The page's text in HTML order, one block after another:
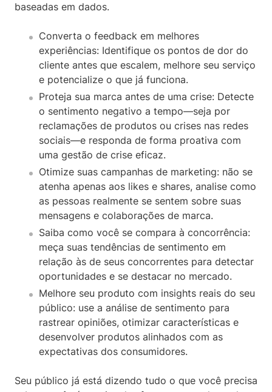
baseadas em dados.
Converta o feedback em melhores
experiências: Identifique os pontos de dor do
cliente antes que escalem, melhore seu serviço
e potencialize o que já funciona.
Proteja sua marca antes de uma crise: Detecte
o sentimento negativo a tempo—seja por
reclamações de produtos ou crises nas redes
sociais—e responda de forma proativa com
uma gestão de crise eficaz.
Otimize suas campanhas de marketing: não se
atenha apenas aos likes e shares, analise como
as pessoas realmente se sentem sobre suas
mensagens e colaborações de marca.
Saiba como você se compara à concorrência:
meça suas tendências de sentimento em
relação às de seus concorrentes para detectar
oportunidades e se destacar no mercado.
Melhore seu produto com insights reais do seu
público: use a análise de sentimento para
rastrear opiniões, otimizar características e
desenvolver produtos alinhados com as
expectativas dos consumidores.
Seu público já está dizendo tudo o que você precisa